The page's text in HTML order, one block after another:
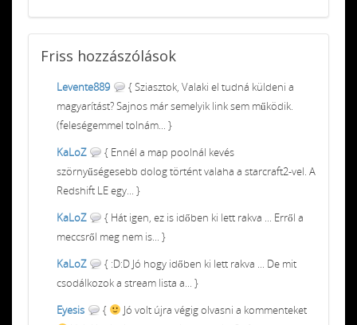
Friss hozzászólások
Levente889
{ Sziasztok, Valaki el tudná küldeni a
magyarítást? Sajnos már semelyik link sem működik.
(feleségemmel tolnám... }
KaLoZ
{ Ennél a map poolnál kevés
szörnyűségesebb dolog történt valaha a starcraft2-vel. A
Redshift LE egy... }
KaLoZ
{ Hát igen, ez is időben ki lett rakva ... Erről a
meccsről meg nem is... }
KaLoZ
{ :D:D Jó hogy időben ki lett rakva ... De mit
csodálkozok a stream lista a... }
Eyesis
{
Jó volt újra végig olvasni a kommenteket